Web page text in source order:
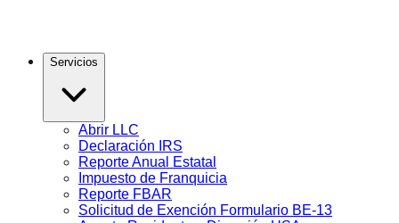
Servicios
Abrir LLC
Declaración IRS
Reporte Anual Estatal
Impuesto de Franquicia
Reporte FBAR
Solicitud de Exención Formulario BE-13